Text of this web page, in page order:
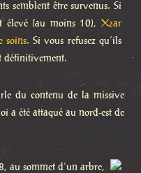
semblent être survenus. Si
élevé (au moins 10), Xzar
soins. Si vous refusez qu’ils
définitivement.
du contenu de la missive
a été attaqué au nord-est de
au sommet d’un arbre,